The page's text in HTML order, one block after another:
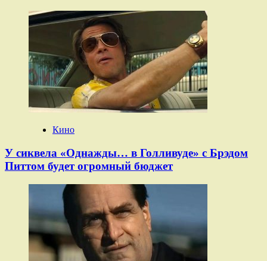
Кино
У сиквела «Однажды… в Голливуде» с Брэдом
Питтом будет огромный бюджет